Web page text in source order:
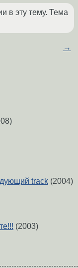
в эту тему. Тема
→
track (2004)
(2003)